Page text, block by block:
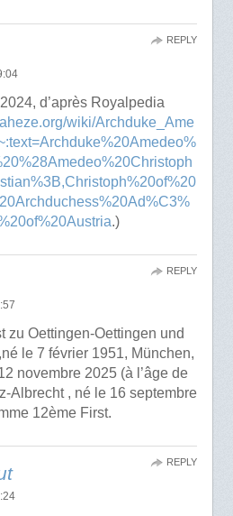
d’après Royalpedia
wiki/Archduke_Ame
.)
REPLY
zu Oettingen-Oettingen und
le 7 février 1951, München,
novembre 2025 (à l’âge de
Albrecht , né le 16 septembre
12ème First.
REPLY
REPLY